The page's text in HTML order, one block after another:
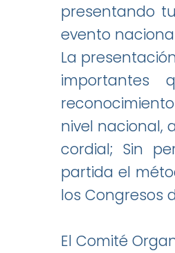
presentando
evento
La
importantes
nivel nacional,
cordial; Sin
partida el
los Congresos
El Comité